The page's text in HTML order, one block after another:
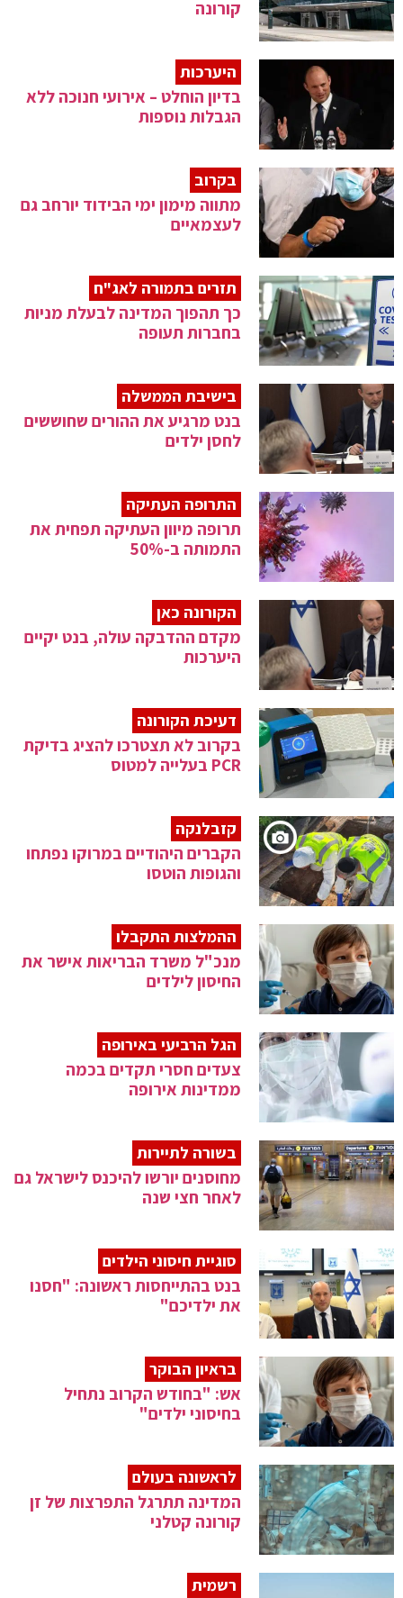
קורונה
היערכות
בדיון הוחלט – אירועי חנוכה ללא
הגבלות נוספות
בקרוב
מתווה מימון ימי הבידוד יורחב גם
לעצמאיים
תזרים בתמורה לאג"ח
כך תהפוך המדינה לבעלת מניות
בחברות תעופה
בישיבת הממשלה
בנט מרגיע את ההורים שחוששים
לחסן ילדים
התרופה העתיקה
תרופה מיוון העתיקה תפחית את
התמותה ב-50%
הקורונה כאן
מקדם ההדבקה עולה, בנט יקיים
היערכות
דעיכת הקורונה
בקרוב לא תצטרכו להציג בדיקת
PCR בעלייה למטוס
קזבלנקה
הקברים היהודיים במרוקו נפתחו
והגופות הוטסו
ההמלצות התקבלו
מנכ"ל משרד הבריאות אישר את
החיסון לילדים
הגל הרביעי באירופה
צעדים חסרי תקדים בכמה
ממדינות אירופה
בשורה לתיירות
מחוסנים יורשו להיכנס לישראל גם
לאחר חצי שנה
סוגיית חיסוני הילדים
בנט בהתייחסות ראשונה: "חסנו
את ילדיכם"
בראיון הבוקר
אש: "בחודש הקרוב נתחיל
בחיסוני ילדים"
לראשונה בעולם
המדינה תתרגל התפרצות של זן
קורונה קטלני
רשמית